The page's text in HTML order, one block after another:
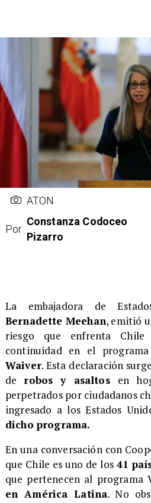
ATON
Por
Constanza Codoceo
Pizarro
La embajadora de
Bernadette Meehan, emitió
riesgo que enfrenta
continuidad en el programa
Waiver. Esta declaración
derobos y asaltos en
perpetrados por ciudadanos
ingresado a los Estados
dicho programa.
En una conversación con
que Chile es uno de los 41
que pertenecen al
en América Latina. No